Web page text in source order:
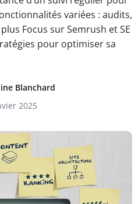
variées : audits,
Focus sur Semrush et SE
pour optimiser sa
Blanchard
2025